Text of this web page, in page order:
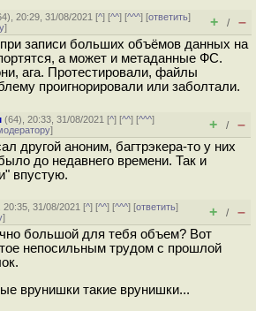
), 20:29, 31/08/2021 [^] [^^] [^^^] [ответить]
] + / –
записи больших объёмов данных на
а может и метаданные ФС.
ага. Протестировали, файлы
проигнорировали или заболтали.
(64), 20:33, 31/08/2021 [^] [^^] [^^^]
] + / –
другой аноним, багтрэкера-то у них
до недавнего времени. Так и
впустую.
20:35, 31/08/2021 [^] [^^] [^^^] [ответить]
] + / –
большой для тебя объем? Вот
непосильным трудом с прошлой
врунишки такие врунишки...